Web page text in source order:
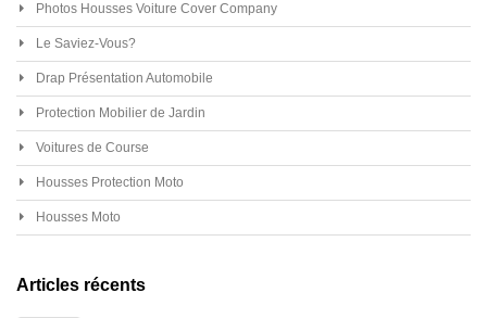
Photos Housses Voiture Cover Company
Le Saviez-Vous?
Drap Présentation Automobile
Protection Mobilier de Jardin
Voitures de Course
Housses Protection Moto
Housses Moto
Articles récents